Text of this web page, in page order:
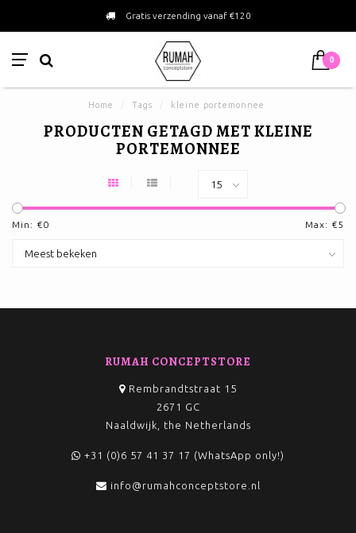
Gratis verzending vanaf €120
0
Home Tags kleine portemonnee
PRODUCTEN GETAGD MET KLEINE
PORTEMONNEE
Min: €0 Max: €5
RUMAH CONCEPTSTORE
Rembrandtstraat 15
2671 GC
Naaldwijk, the Netherlands
+31 (0)6 57 41 37 17 (WhatsApp only!)
info@rumahconceptstore.nl